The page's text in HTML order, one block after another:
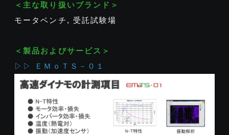
＜主な取り扱いブランド＞
モータベンチ, 受託試験場
＜製品およびサービス＞
▷▷ ＥＭｏＴＳ－０１